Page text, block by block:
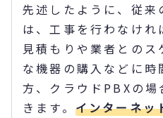
先述したように、従来
は、工事を行わなけ
見積もりや業者との
な機器の購入などに時
方、クラウドPBXの
きます。 インターネッ